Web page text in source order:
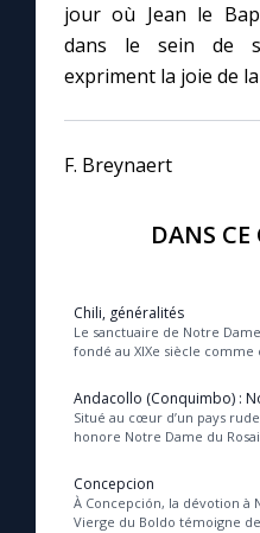
Marie qui défait les
Mes intentions de prière
Une Minute avec Marie
Une neuvaine
À la une
1000 Raisons de Croire
Chapelet pour le monde
jour où Jean le
dans le sein de
expriment la joie de
F. Breynaert
DANS CE
Chili, généralités
Le sanctuaire de Notre
fondé au XIXe siècle
Andacollo (Conquimbo) :
Situé au cœur d’un pays
honore Notre Dame du
Concepcion
À Concepción, la dévotion à
Vierge du Boldo témoigne